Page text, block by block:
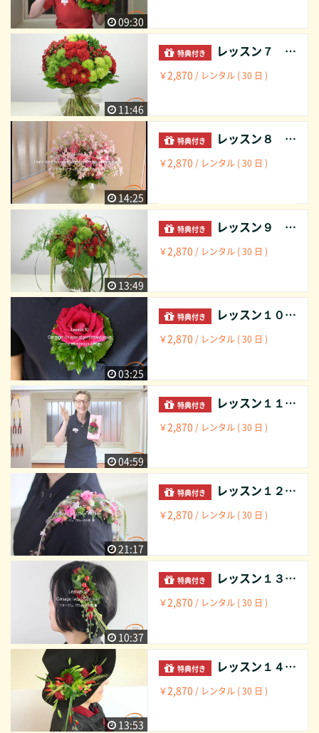
09:30
11:46
特典付き レッスン７ ハンドタイドブーケ： 半球型 グループ Lesson 7 Hand tied bouquet: semi spherical shape on groups
￥2,870 / レンタル ( 30 日 )
14:25
特典付き レッスン８ ハンドタイドブーケ： 半球型 アジュール Lesson 8 Hand tied bouquet : semi spherical shape ajour
￥2,870 / レンタル ( 30 日 )
13:49
特典付き レッスン９ ハンドタイドブーケ： 半球型 垂れ下がる花材と共に Lesson 9 Hand tied bouquet: semi spherical shape with materials handing out
￥2,870 / レンタル ( 30 日 )
03:25
特典付き レッスン１０ コサージュ： 男性のジャケットの折り襟に Lesson 10 Corsage： on lapel of gentleman`s Jacket
￥2,870 / レンタル ( 30 日 )
04:59
特典付き レッスン１１ コサージュ： パッケージに（プレセント） Lesson 11 Corsage: on package (present)
￥2,870 / レンタル ( 30 日 )
21:17
特典付き レッスン１２ コサージュ： 170㎝の女性 肩 Lesson 12 Corsage: Lady 170cm shoulder
￥2,870 / レンタル ( 30 日 )
10:37
特典付き レッスン１３ コサージュ： 170㎝の女性 髪 Lesson 13: Corsage: Lady 170cm hair
￥2,870 / レンタル ( 30 日 )
13:53
特典付き レッスン１４ コサージュ： 170㎝の女性 帽子 Lesson 14 Corsage: Lady 170cm hat
￥2,870 / レンタル ( 30 日 )